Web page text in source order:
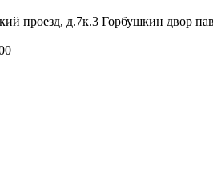
проезд, д.7к.3 Горбушкин двор